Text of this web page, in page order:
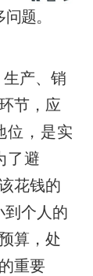
题。
产、销
节，应
位，是实
了避
花钱的
到个人的
算，处
重要